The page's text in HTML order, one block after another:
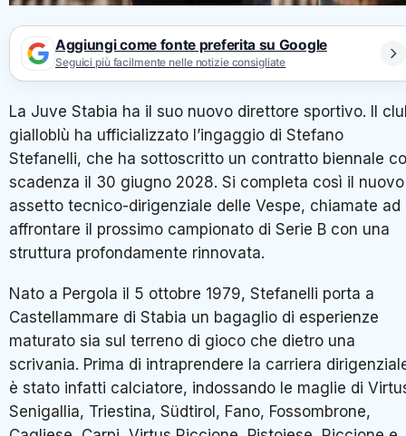
Aggiungi come fonte preferita su Google
Seguici più facilmente nelle notizie consigliate
La Juve Stabia ha il suo nuovo direttore sportivo. Il
gialloblù ha ufficializzato l’ingaggio di Stefano
Stefanelli, che ha sottoscritto un contratto biennale
scadenza il 30 giugno 2028. Si completa così il nuovo
assetto tecnico-dirigenziale delle Vespe, chiamate ad
affrontare il prossimo campionato di Serie B con una
struttura profondamente rinnovata.
Nato a Pergola il 5 ottobre 1979, Stefanelli porta a
Castellammare di Stabia un bagaglio di esperienze
maturato sia sul terreno di gioco che dietro una
scrivania. Prima di intraprendere la carriera
è stato infatti calciatore, indossando le maglie di
Senigallia, Triestina, Südtirol, Fano, Fossombrone,